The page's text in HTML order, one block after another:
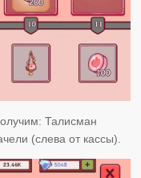
Талисман
(слева от кассы).